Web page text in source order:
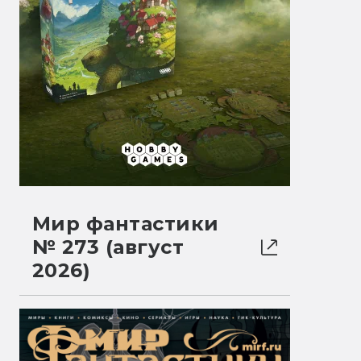
Мир фантастики
№ 273 (август
2026)